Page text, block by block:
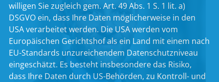
willigen Sie zugleich gem. Art. 49 Abs. 1 S. 1 lit. a)
DSGVO ein, dass Ihre Daten möglicherweise in den
USA verarbeitet werden. Die USA werden vom
Europäischen Gerichtshof als ein Land mit einem nach
EU-Standards unzureichendem Datenschutzniveau
eingeschätzt. Es besteht insbesondere das Risiko,
dass Ihre Daten durch US-Behörden, zu Kontroll- und